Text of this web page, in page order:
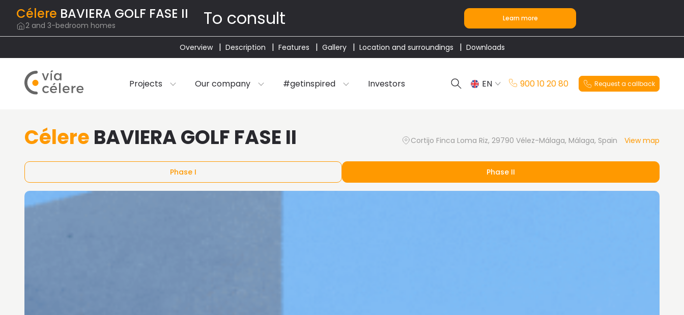
Célere BAVIERA GOLF FASE II
2 and 3-bedroom homes To consult Learn more
Overview Description Features Gallery Location and surroundings Downloads
Projects Our company #getinspired Investors
EN
900 10 20 80 Request a callback
Célere BAVIERA GOLF FASE II Cortijo Finca Loma Riz, 29790 Vélez-Málaga, Málaga, Spain View map
Phase I Phase II